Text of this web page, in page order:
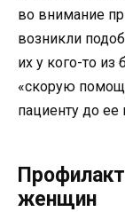
во внимание
возникли
их у кого-то
«скорую
пациенту до ее
женщин